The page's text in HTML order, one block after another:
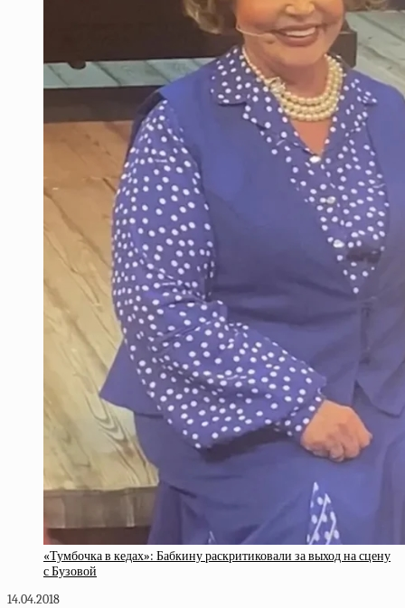
«Тумбочка в кедах»: Бабкину раскритиковали за выход на сцену
с Бузовой
14.04.2018